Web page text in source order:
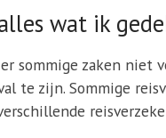
wat ik
sommige zaken
zijn. Sommige